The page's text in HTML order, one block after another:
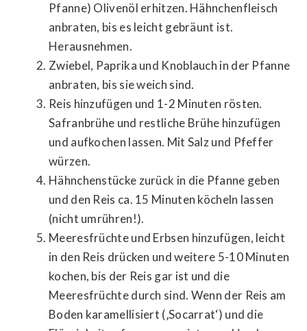
Pfanne) Olivenöl erhitzen. Hähnchenfleisch
anbraten, bis es leicht gebräunt ist.
Herausnehmen.
Zwiebel, Paprika und Knoblauch in der Pfanne
anbraten, bis sie weich sind.
Reis hinzufügen und 1-2 Minuten rösten.
Safranbrühe und restliche Brühe hinzufügen
und aufkochen lassen. Mit Salz und Pfeffer
würzen.
Hähnchenstücke zurück in die Pfanne geben
und den Reis ca. 15 Minuten köcheln lassen
(nicht umrühren!).
Meeresfrüchte und Erbsen hinzufügen, leicht
in den Reis drücken und weitere 5-10 Minuten
kochen, bis der Reis gar ist und die
Meeresfrüchte durch sind. Wenn der Reis am
Boden karamellisiert (‚Socarrat‘) und die